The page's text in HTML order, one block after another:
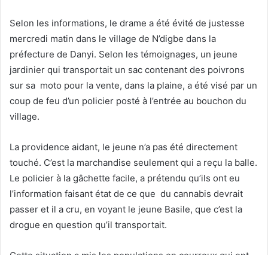
Selon les informations, le drame a été évité de justesse
mercredi matin dans le village de N’digbe dans la
préfecture de Danyi. Selon les témoignages, un jeune
jardinier qui transportait un sac contenant des poivrons
sur sa moto pour la vente, dans la plaine, a été visé par un
coup de feu d’un policier posté à l’entrée au bouchon du
village.
La providence aidant, le jeune n’a pas été directement
touché. C’est la marchandise seulement qui a reçu la balle.
Le policier à la gâchette facile, a prétendu qu’ils ont eu
l’information faisant état de ce que du cannabis devrait
passer et il a cru, en voyant le jeune Basile, que c’est la
drogue en question qu’il transportait.